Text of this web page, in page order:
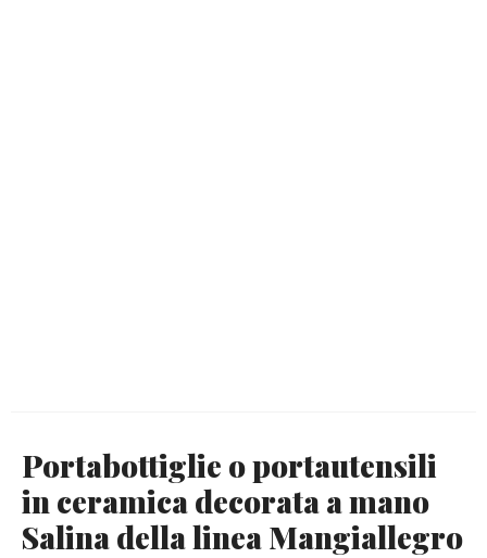
Portabottiglie o portautensili
in ceramica decorata a mano
Salina della linea Mangiallegro